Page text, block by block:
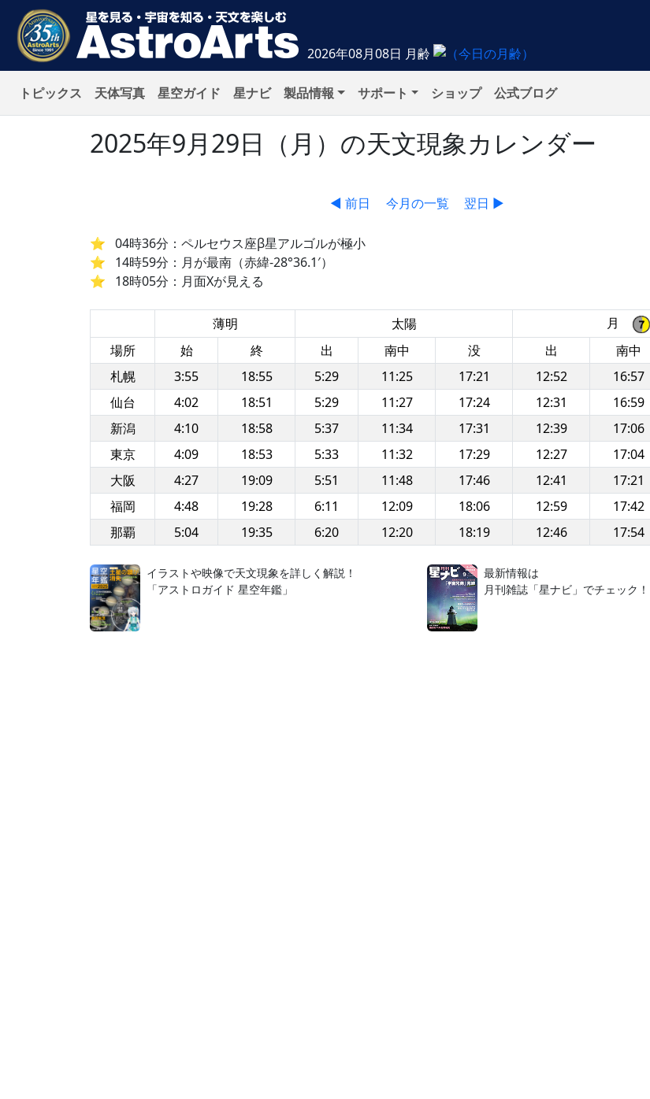
2026年08月08日 月齢
トピックス 天体写真 星空ガイド 星ナビ 製品情報 サポート ショップ 公式ブログ
2025年9月29日（月）の天文現象カレンダー
◀ 前日 今月の一覧 翌日 ▶
04時36分：ペルセウス座β星アルゴルが極小
14時59分：月が最南（赤緯-28°36.1′）
18時05分：月面Xが見える
薄明 太陽
月
場所
始 終 出 南中 没 出 南中
札幌
3:55 18:55 5:29 11:25 17:21 12:52 16:57
仙台
4:02 18:51 5:29 11:27 17:24 12:31 16:59
新潟
4:10 18:58 5:37 11:34 17:31 12:39 17:06
東京
4:09 18:53 5:33 11:32 17:29 12:27 17:04
大阪
4:27 19:09 5:51 11:48 17:46 12:41 17:21
福岡
4:48 19:28 6:11 12:09 18:06 12:59 17:42
那覇
5:04 19:35 6:20 12:20 18:19 12:46 17:54
イラストや映像で天文現象を詳しく解説！
「アストロガイド 星空年鑑」
最新情報は
月刊雑誌「星ナビ」でチェック！